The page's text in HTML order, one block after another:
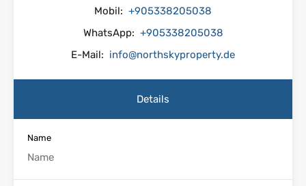
Mobil: +905338205038
WhatsApp: +905338205038
E-Mail: info@northskyproperty.de
Details
Name